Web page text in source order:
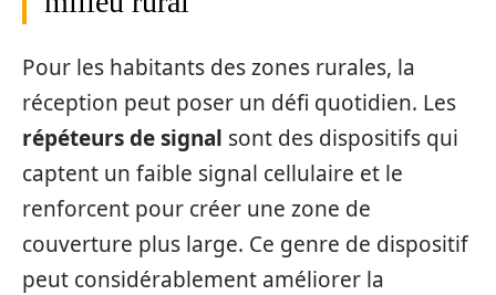
Pour les habitants des zones rurales, la
réception peut poser un défi quotidien. Les
répéteurs de signal sont des dispositifs qui
captent un faible signal cellulaire et le
renforcent pour créer une zone de
couverture plus large. Ce genre de dispositif
peut considérablement améliorer la